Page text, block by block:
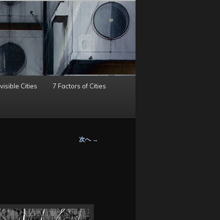
Cities 7 Factors of Cities
次へ →